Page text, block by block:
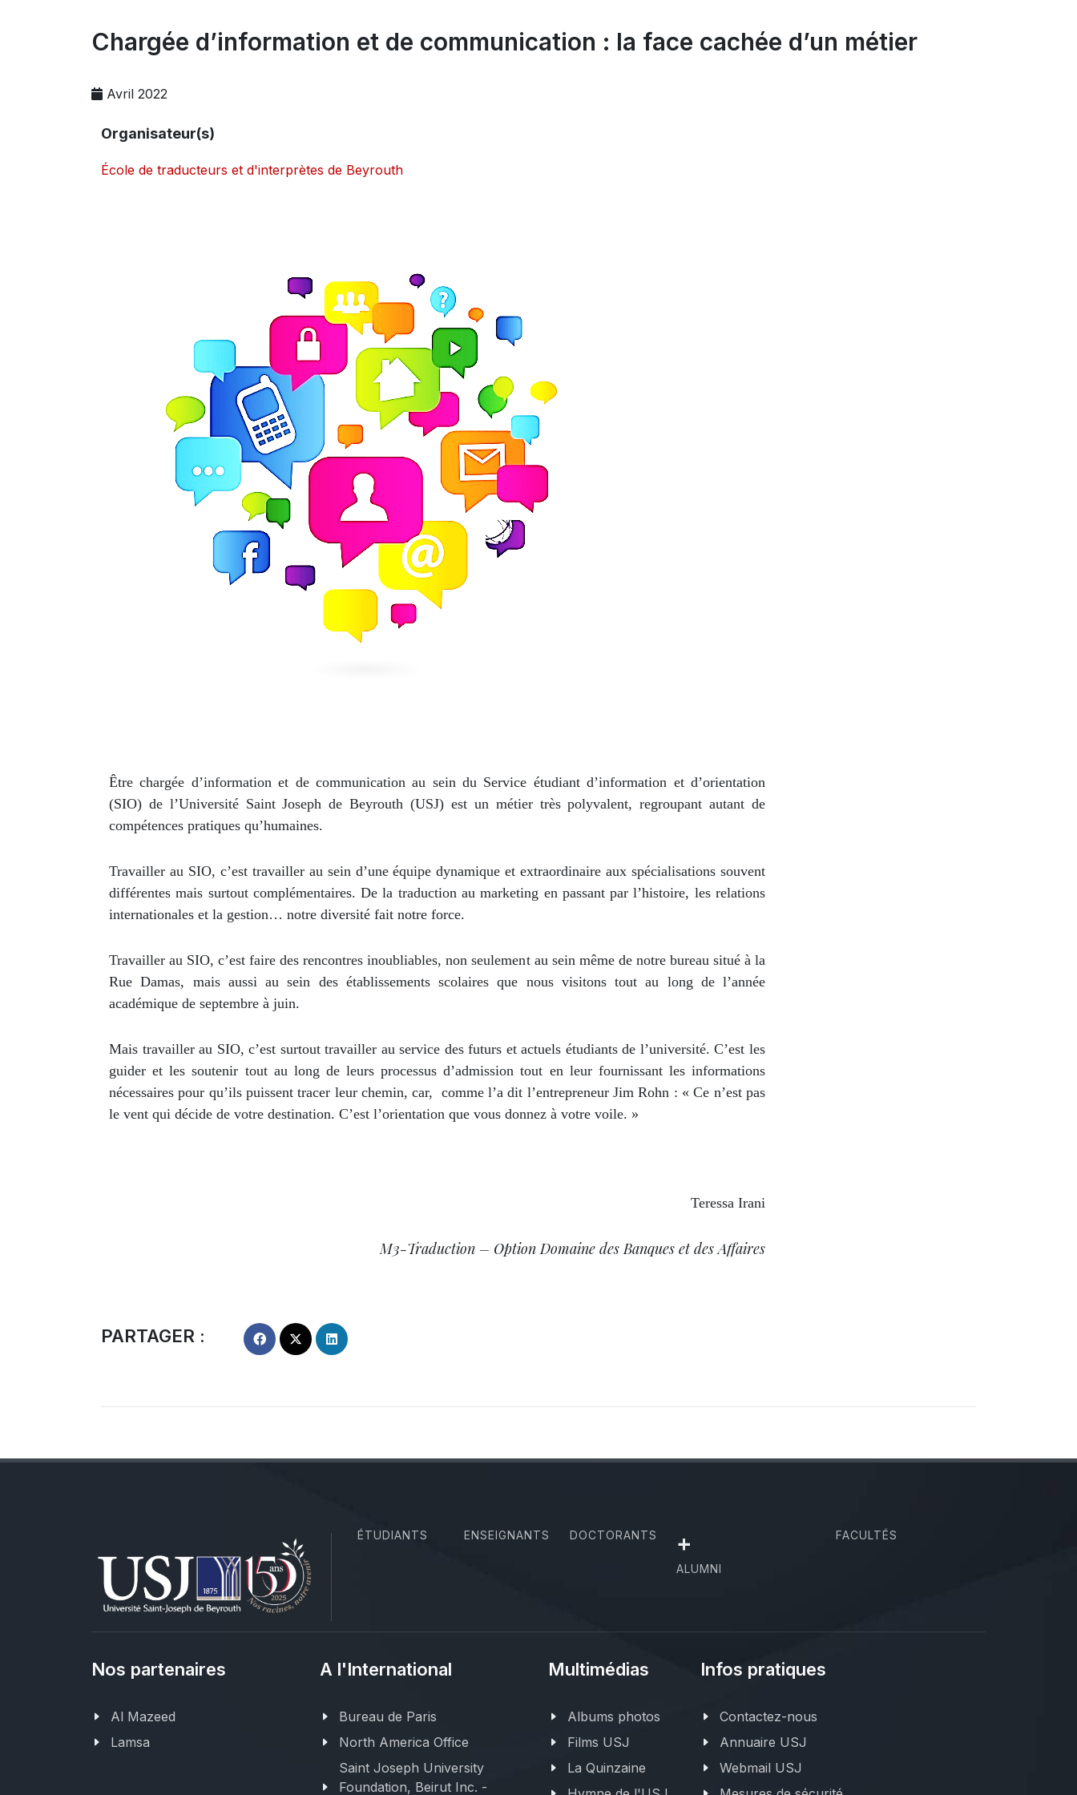
Chargée d’information et de communication : la face cachée d’un métier
Avril 2022
Organisateur(s)
École de traducteurs et d'interprètes de Beyrouth
Être chargée d’information et de communication au sein du Service étudiant d’information et d’orientation
(SIO) de l’Université Saint Joseph de Beyrouth (USJ) est un métier très polyvalent, regroupant autant de
compétences pratiques qu’humaines.
Travailler au SIO, c’est travailler au sein d’une équipe dynamique et extraordinaire aux spécialisations souvent
différentes mais surtout complémentaires. De la traduction au marketing en passant par l’histoire, les relations
internationales et la gestion… notre diversité fait notre force.
Travailler au SIO, c’est faire des rencontres inoubliables, non seulement au sein même de notre bureau situé à la
Rue Damas, mais aussi au sein des établissements scolaires que nous visitons tout au long de l’année
académique de septembre à juin.
Mais travailler au SIO, c’est surtout travailler au service des futurs et actuels étudiants de l’université. C’est les
guider et les soutenir tout au long de leurs processus d’admission tout en leur fournissant les informations
nécessaires pour qu’ils puissent tracer leur chemin, car, comme l’a dit l’entrepreneur Jim Rohn : « Ce n’est pas
le vent qui décide de votre destination. C’est l’orientation que vous donnez à votre voile. »
Teressa Irani
M3-Traduction – Option Domaine des Banques et des Affaires
PARTAGER :
ÉTUDIANTS ENSEIGNANTS DOCTORANTS +
ALUMNI
FACULTÉS
Nos partenaires
Al Mazeed
Lamsa
A l'International
Bureau de Paris
North America Office
Saint Joseph University
Foundation, Beirut Inc. -
Multimédias
Albums photos
Films USJ
La Quinzaine
Infos pratiques
Contactez-nous
Annuaire USJ
Webmail USJ